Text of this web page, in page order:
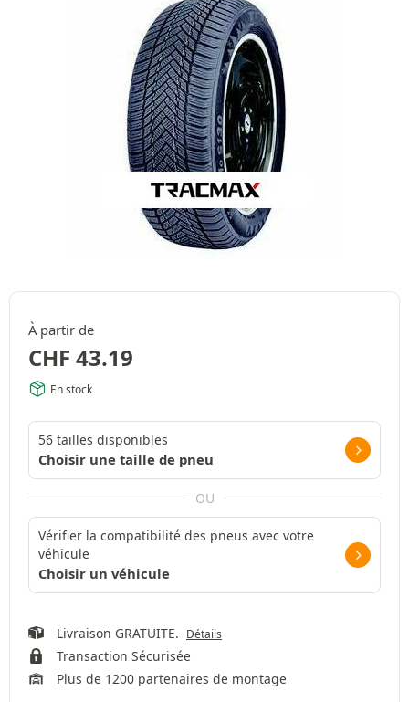
À partir de
CHF 43.19
En stock
56 tailles disponibles
Choisir une taille de pneu
OU
Vérifier la compatibilité des pneus avec votre
véhicule
Choisir un véhicule
Livraison GRATUITE. Détails
Transaction Sécurisée
Plus de 1200 partenaires de montage